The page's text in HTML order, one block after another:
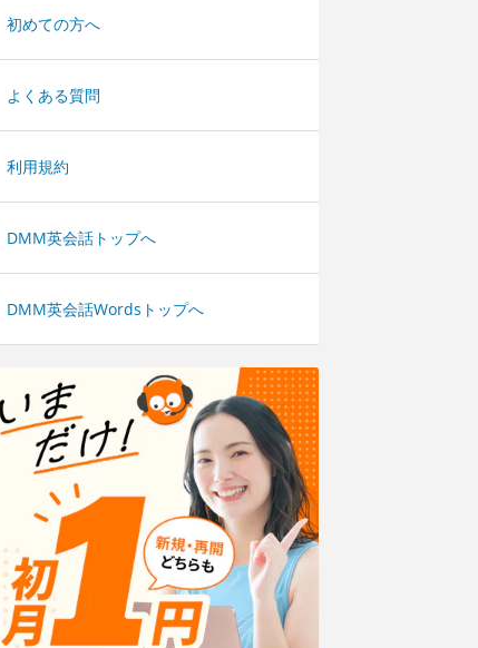
初めての方へ
よくある質問
利用規約
DMM英会話トップへ
DMM英会話Wordsトップへ